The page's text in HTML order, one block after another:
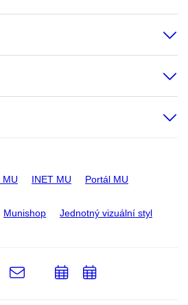
MU INET MU Portál MU
Munishop Jednotný vizuální styl
e-
Email
PřidatPřidat